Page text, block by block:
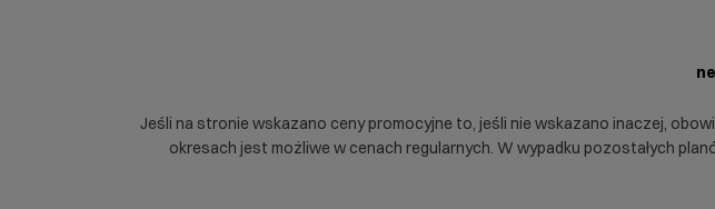
Jeśli na stronie wskazano ceny promocyjne to, jeśli nie wskazano inaczej,
okresach jest możliwe w cenach regularnych. W wypadku pozostałych